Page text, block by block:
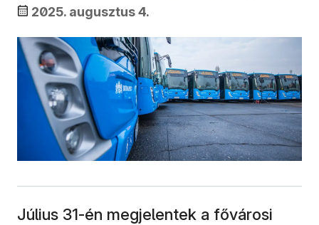
2025. augusztus 4.
Július 31-én megjelentek a fővárosi